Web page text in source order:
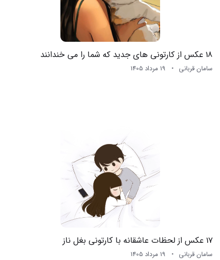
18 عکس از کارتونی های جدید که شما را می خندانند
سامان قربانی 19 مرداد 1405
17 عکس از لحظات عاشقانه با کارتونی بغل ناز
سامان قربانی 19 مرداد 1405